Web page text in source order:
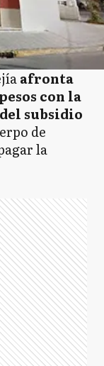
afronta
con la
subsidio
de
la